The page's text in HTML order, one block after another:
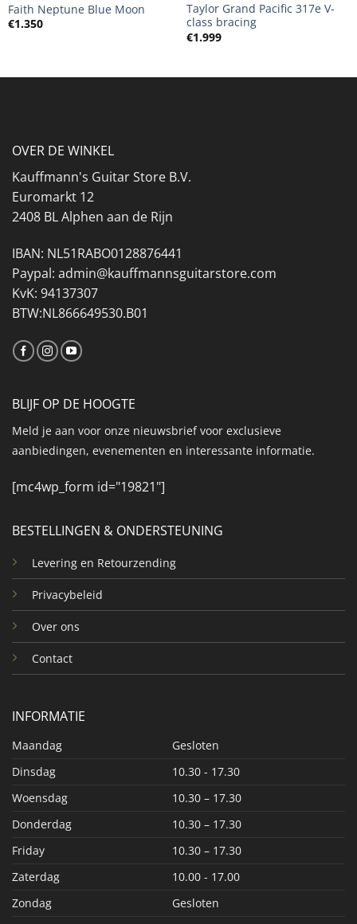
Faith Neptune Blue Moon
€1.350
Taylor Grand Pacific 317e V-
class bracing
€1.999
OVER DE WINKEL
Kauffmann's Guitar Store B.V.
Euromarkt 12
2408 BL Alphen aan de Rijn
IBAN: NL51RABO0128876441
Paypal: admin@kauffmannsguitarstore.com
KvK: 94137307
BTW:NL866649530.B01
BESTELLINGEN & ONDERSTEUNING
Levering en Retourzending
Privacybeleid
Over ons
Contact
INFORMATIE
Maandag
Gesloten
Dinsdag
10.30 - 17.30
Woensdag
10.30 – 17.30
Donderdag
10.30 – 17.30
Friday
10.30 – 17.30
Zaterdag
10.00 - 17.00
Zondag
Gesloten
BLIJF OP DE HOOGTE
Meld je aan voor onze nieuwsbrief voor exclusieve
aanbiedingen, evenementen en interessante informatie.
[mc4wp_form id="19821"]